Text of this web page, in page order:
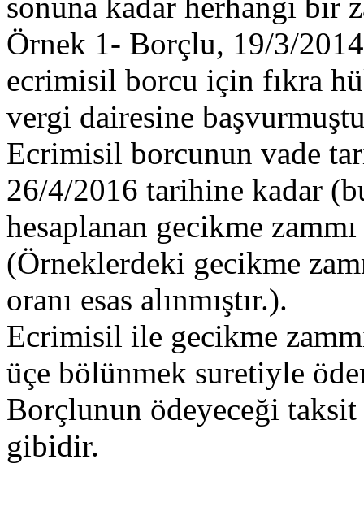
Örnek 1- Borçlu, 19/3/
ecrimisil borcu için fıkra
vergi dairesine
Ecrimisil borcunun vade
26/4/2016 tarihine kadar
hesaplanan gecikme
(Örneklerdeki gecikme
oranı esas alınmıştır.).
Ecrimisil ile gecikme
üçe bölünmek suretiyle
Borçlunun ödeyeceği taksit
gibidir.